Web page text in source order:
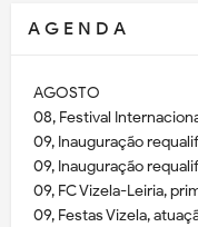
A G E N D A
AGOSTO
08, Festival
09, Inauguração
09, Inauguração
09, FC Vizela-Leiria,
09, Festas Vizela,